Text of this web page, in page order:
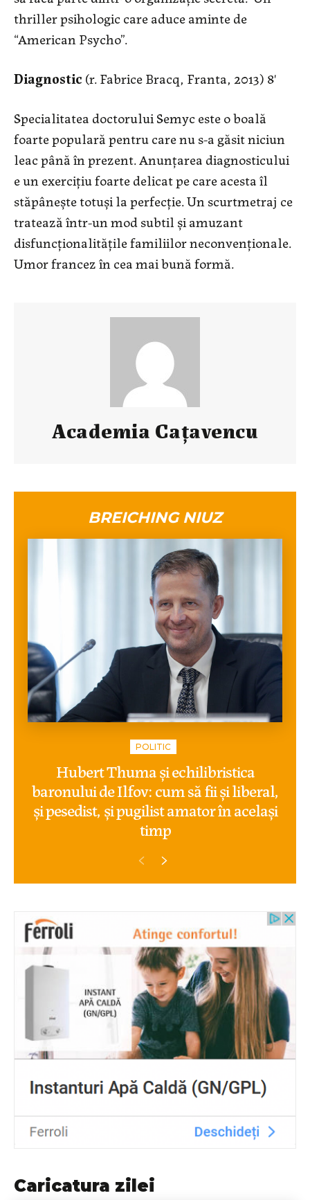
thriller psihologic care aduce aminte de
“American Psycho”.
Diagnostic (r. Fabrice Bracq, Franta, 2013) 8'
Specialitatea doctorului Semyc este o boală
foarte populară pentru care nu s-a găsit niciun
leac până în prezent. Anunțarea diagnosticului
e un exercițiu foarte delicat pe care acesta îl
stăpânește totuși la perfecție. Un scurtmetraj ce
tratează într-un mod subtil și amuzant
disfuncționalitățile familiilor neconvenționale.
Umor francez în cea mai bună formă.
Academia Caţavencu
BREICHING NIUZ
POLITIC
Hubert Thuma și echilibristica
baronului de Ilfov: cum să fii și liberal,
și pesedist, și pugilist amator în același
timp
Caricatura zilei